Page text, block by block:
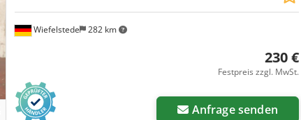
Wiefelstede 282 km
230 €
Festpreis zzgl. MwSt.
Anfrage senden